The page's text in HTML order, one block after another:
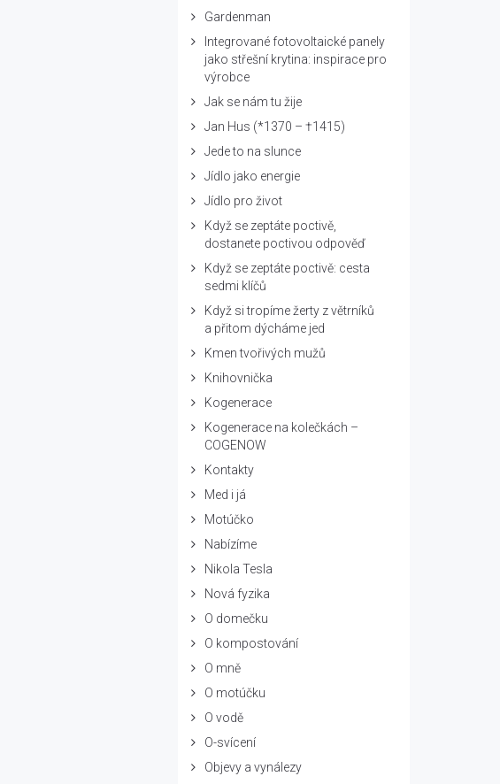
Gardenman
Integrované fotovoltaické panely
jako střešní krytina: inspirace pro
výrobce
Jak se nám tu žije
Jan Hus (*1370 – †1415)
Jede to na slunce
Jídlo jako energie
Jídlo pro život
Když se zeptáte poctivě,
dostanete poctivou odpověď
Když se zeptáte poctivě: cesta
sedmi klíčů
Když si tropíme žerty z větrníků
a přitom dýcháme jed
Kmen tvořivých mužů
Knihovnička
Kogenerace
Kogenerace na kolečkách –
COGENOW
Kontakty
Med i já
Motúčko
Nabízíme
Nikola Tesla
Nová fyzika
O domečku
O kompostování
O mně
O motúčku
O vodě
O-svícení
Objevy a vynálezy